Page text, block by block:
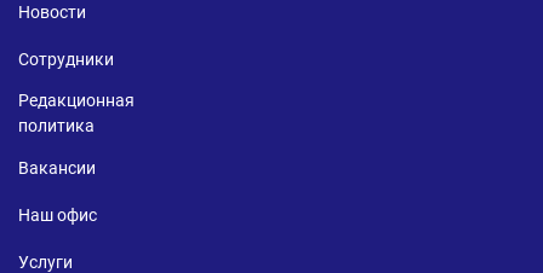
Новости
Сотрудники
Редакционная
политика
Вакансии
Наш офис
Услуги